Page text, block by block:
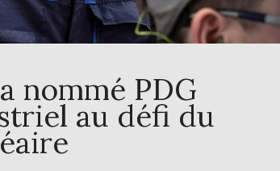
nommé PDG
au défi du